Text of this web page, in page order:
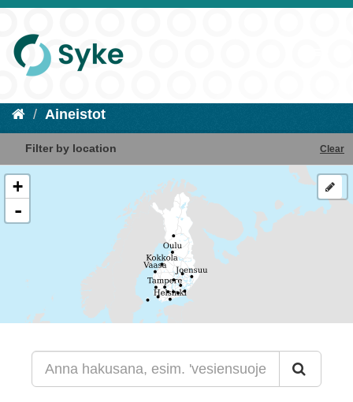
Aineistot
Filter by location Clear
+
-